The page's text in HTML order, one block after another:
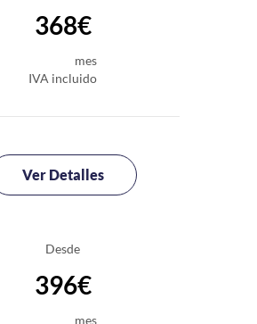
368€
mes
IVA incluido
Ver Detalles
Desde
396€
mes